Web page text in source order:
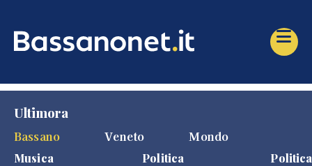
Ultimora
Bassano
Veneto Mondo
Musica Politica Politica